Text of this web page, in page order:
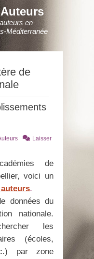
en
Méditerranée
de
Laisser
de
voici un
.
données du
nationale.
les
(écoles,
par zone